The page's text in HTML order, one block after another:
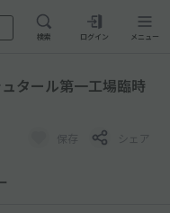
検索 ログイン メニュー
タール第一工場臨時
保存 シェア